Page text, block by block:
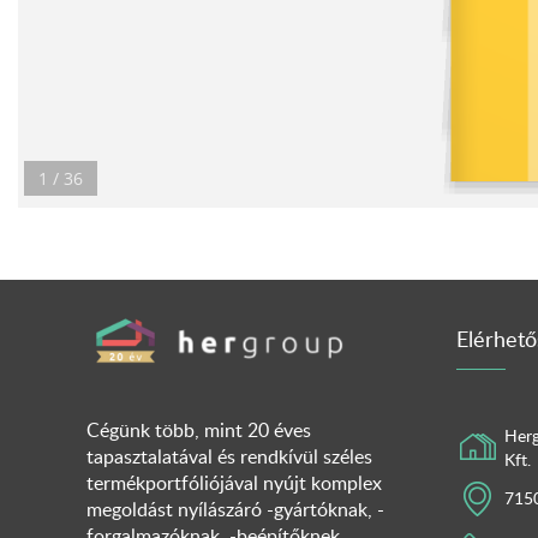
1 / 36
Cégünk több, mint 20 éves
tapasztalatával és rendkívül széles
termékportfóliójával nyújt komplex
megoldást nyílászáró -gyártóknak, -
Kft.